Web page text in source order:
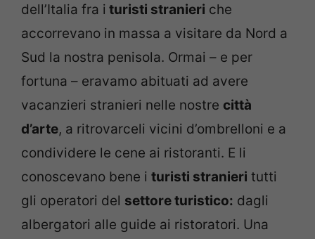
dell’Italia fra i turisti stranieri che
accorrevano in massa a visitare da Nord a
Sud la nostra penisola. Ormai – e per
fortuna – eravamo abituati ad avere
vacanzieri stranieri nelle nostre città
d’arte, a ritrovarceli vicini d’ombrelloni e a
condividere le cene ai ristoranti. E li
conoscevano bene i turisti stranieri tutti
gli operatori del settore turistico: dagli
albergatori alle guide ai ristoratori. Una